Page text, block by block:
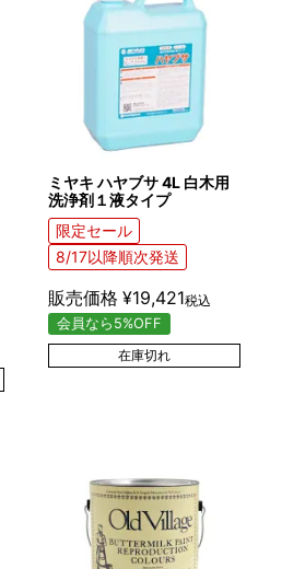
ミヤキ ハヤブサ 4L 白木用
洗浄剤１液タイプ
限定セール
8/17以降順次発送
販売価格 ¥19,421税込
会員なら5%OFF
在庫切れ